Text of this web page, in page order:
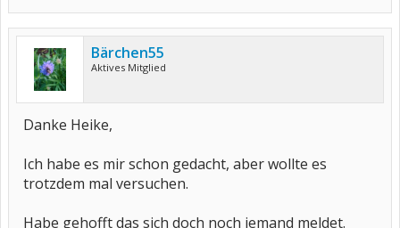
Bärchen55
Aktives Mitglied
Danke Heike,
Ich habe es mir schon gedacht, aber wollte es
trotzdem mal versuchen.
Habe gehofft das sich doch noch jemand meldet.